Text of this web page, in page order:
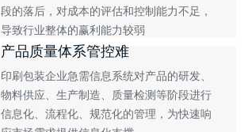
段的落后，对成本的评估和控制能力不足，
导致行业整体的赢利能力较弱
产品质量体系管控难
印刷包装企业急需信息系统对产品的研发、
物料供应、生产制造、质量检测等阶段进行
信息化、流程化、规范化的管理，为快速响